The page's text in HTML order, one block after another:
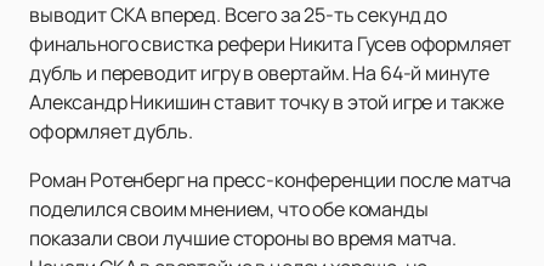
выводит СКА вперед. Всего за 25-ть секунд до
финального свистка рефери Никита Гусев оформляет
дубль и переводит игру в овертайм. На 64-й минуте
Александр Никишин ставит точку в этой игре и также
оформляет дубль.
Роман Ротенберг на пресс-конференции после матча
поделился своим мнением, что обе команды
показали свои лучшие стороны во время матча.